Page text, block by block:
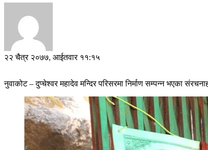
२२ चैत्र २०७७, आईतवार ११:१५
नुवाकोट – दुप्चेश्वर महादेव मन्दिर परिसरमा निर्माण सम्पन्न भएका